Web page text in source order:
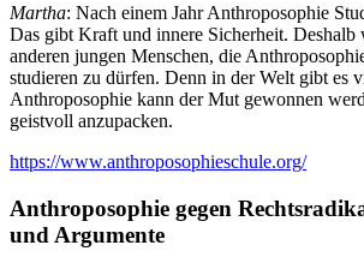
Martha: Nach einem Jahr Anthroposophie
Das gibt Kraft und innere Sicherheit. Deshalb
anderen jungen Menschen, die
studieren zu dürfen. Denn in der Welt gibt es
Anthroposophie kann der Mut gewonnen
geistvoll anzupacken.
https://www.anthroposophieschule.org/
Anthroposophie gegen
und Argumente